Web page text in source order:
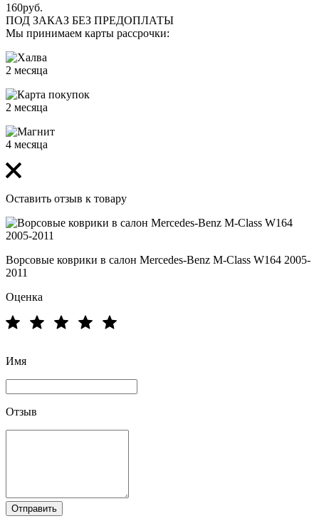
160руб.
ПОД ЗАКАЗ БЕЗ ПРЕДОПЛАТЫ
Мы принимаем карты рассрочки:
2 месяца
2 месяца
4 месяца
Оставить отзыв к товару
Ворсовые коврики в салон Mercedes-Benz M-Class W164 2005-
2011
Оценка
Имя
Отзыв
Отправить